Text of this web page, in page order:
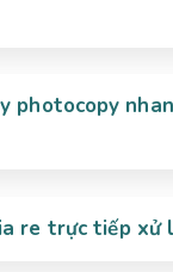
photocopy
re trực tiếp xử